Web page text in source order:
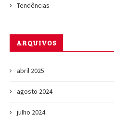
Tendências
ARQUIVOS
abril 2025
agosto 2024
julho 2024